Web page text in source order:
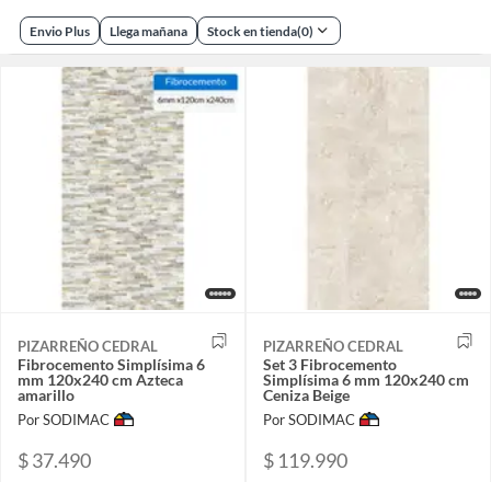
Envio Plus Llega mañana Stock en tienda(0)
PIZARREÑO CEDRAL
Fibrocemento Simplísima 6
mm 120x240 cm Azteca
amarillo
Por SODIMAC
$ 37.490
PIZARREÑO CEDRAL
Set 3 Fibrocemento
Simplísima 6 mm 120x240 cm
Ceniza Beige
Por SODIMAC
$ 119.990